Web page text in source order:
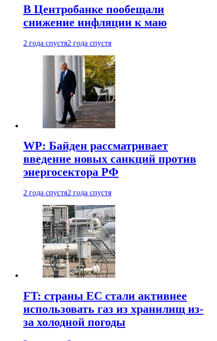
В Центробанке пообещали
снижение инфляции к маю
2 года спустя2 года спустя
WP: Байден рассматривает
введение новых санкций против
энергосектора РФ
2 года спустя2 года спустя
FT: страны ЕС стали активнее
использовать газ из хранилищ из-
за холодной погоды